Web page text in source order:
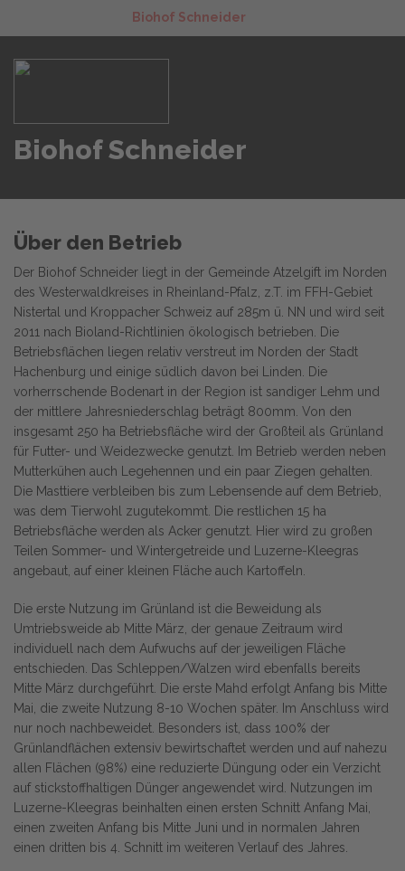
Biohof Schneider
Biohof Schneider
Über den Betrieb
Der Biohof Schneider liegt in der Gemeinde Atzelgift im Norden
des Westerwaldkreises in Rheinland-Pfalz, z.T. im FFH-Gebiet
Nistertal und Kroppacher Schweiz auf 285m ü. NN und wird seit
2011 nach Bioland-Richtlinien ökologisch betrieben. Die
Betriebsflächen liegen relativ verstreut im Norden der Stadt
Hachenburg und einige südlich davon bei Linden. Die
vorherrschende Bodenart in der Region ist sandiger Lehm und
der mittlere Jahresniederschlag beträgt 800mm. Von den
insgesamt 250 ha Betriebsfläche wird der Großteil als Grünland
für Futter- und Weidezwecke genutzt. Im Betrieb werden neben
Mutterkühen auch Legehennen und ein paar Ziegen gehalten.
Die Masttiere verbleiben bis zum Lebensende auf dem Betrieb,
was dem Tierwohl zugutekommt. Die restlichen 15 ha
Betriebsfläche werden als Acker genutzt. Hier wird zu großen
Teilen Sommer- und Wintergetreide und Luzerne-Kleegras
angebaut, auf einer kleinen Fläche auch Kartoffeln.
Die erste Nutzung im Grünland ist die Beweidung als
Umtriebsweide ab Mitte März, der genaue Zeitraum wird
individuell nach dem Aufwuchs auf der jeweiligen Fläche
entschieden. Das Schleppen/Walzen wird ebenfalls bereits
Mitte März durchgeführt. Die erste Mahd erfolgt Anfang bis Mitte
Mai, die zweite Nutzung 8-10 Wochen später. Im Anschluss wird
nur noch nachbeweidet. Besonders ist, dass 100% der
Grünlandflächen extensiv bewirtschaftet werden und auf nahezu
allen Flächen (98%) eine reduzierte Düngung oder ein Verzicht
auf stickstoffhaltigen Dünger angewendet wird. Nutzungen im
Luzerne-Kleegras beinhalten einen ersten Schnitt Anfang Mai,
einen zweiten Anfang bis Mitte Juni und in normalen Jahren
einen dritten bis 4. Schnitt im weiteren Verlauf des Jahres.